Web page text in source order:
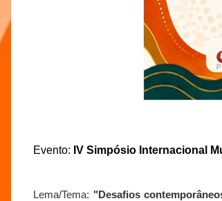
Evento: IV Simpósio Internacional
Lema/Tema: "Desafios